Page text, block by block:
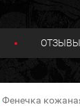
ОТЗЫВЫ
Фенечка